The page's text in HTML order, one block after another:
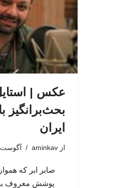
عکس |
بحث‌برانگیز
ایران
از aminkav آگوست 7, 2026
صابر ابر که
پوشش معروف